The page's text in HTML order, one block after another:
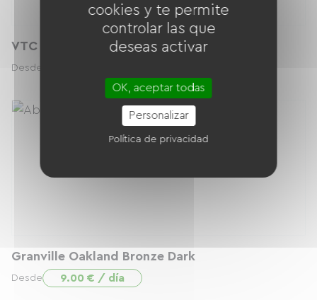
VTC Cannondale Adventure Neo 4
Desde
Granville Oakland Bronze Dark
Desde 9.00 € / día
cookies y te permite
controlar las que
deseas activar
OK, aceptar todas
Personalizar
Política de privacidad